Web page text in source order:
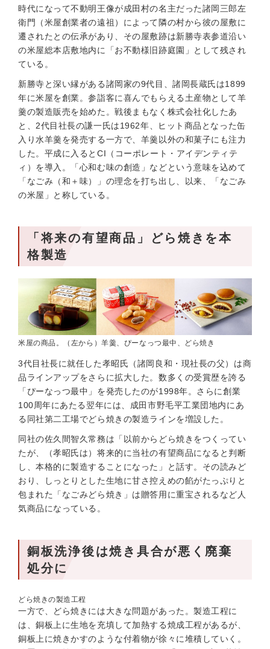
時代になって不動明王像が成田村の名主だった諸岡三郎左
衛門（米屋創業者の遠祖）によって隣の村から彼の屋敷に
遷されたとの伝承があり、その屋敷跡は新勝寺表参道沿い
の米屋総本店敷地内に「お不動様旧跡庭園」として残され
ている。
新勝寺と深い縁がある諸岡家の9代目、諸岡長蔵氏は1899
年に米屋を創業。参詣客に喜んでもらえる土産物として羊
羹の製造販売を始めた。戦後まもなく株式会社化したあ
と、2代目社長の謙一氏は1962年、ヒット商品となった缶
入り水羊羹を発売する一方で、羊羹以外の和菓子にも注力
した。平成に入るとCI（コーポレート・アイデンティテ
ィ）を導入。「心和む味の創造」などという意味を込めて
「なごみ（和＋味）」の理念を打ち出し、以来、「なごみ
の米屋」と称している。
「将来の有望商品」どら焼きを本
格製造
米屋の商品。（左から）羊羹、ぴーなっつ最中、どら焼き
3代目社長に就任した孝昭氏（諸岡良和・現社長の父）は商
品ラインアップをさらに拡大した。数多くの受賞歴を誇る
「ぴーなっつ最中」を発売したのが1998年。さらに創業
100周年にあたる翌年には、成田市野毛平工業団地内にあ
る同社第二工場でどら焼きの製造ラインを増設した。
同社の佐久間智久常務は「以前からどら焼きをつくってい
たが、（孝昭氏は）将来的に当社の有望商品になると判断
し、本格的に製造することになった」と話す。その読みど
おり、しっとりとした生地に甘さ控えめの餡がたっぷりと
包まれた「なごみどら焼き」は贈答用に重宝されるなど人
気商品になっている。
銅板洗浄後は焼き具合が悪く廃棄
処分に
どら焼きの製造工程
一方で、どら焼きには大きな問題があった。製造工程に
は、銅板上に生地を充填して加熱する焼成工程があるが、
銅板上に焼きかすのような付着物が徐々に堆積していく。